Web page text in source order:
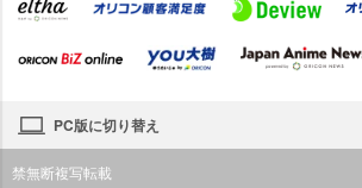
PC版に切り替え
禁無断複写転載